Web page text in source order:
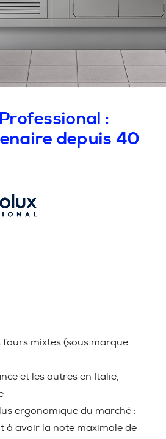
:
depuis 40
fours mixtes (sous marque
et les autres en Italie,
ergonomique du marché :
à avoir la note maximale de